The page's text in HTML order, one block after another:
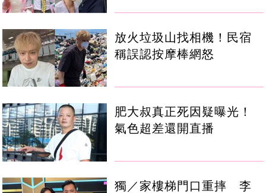
放火垃圾山找相機！民宿
稱誤認按摩棒網怒
肥大叔真正死因疑曝光！
氣色超差還開直播
獨／家樓梯門口重摔 李